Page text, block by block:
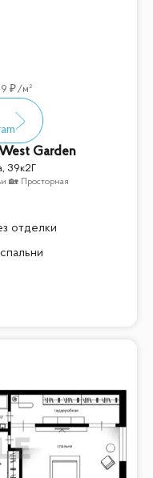
/м²
Garden
39к2Г
🏡 Просторная
отделки